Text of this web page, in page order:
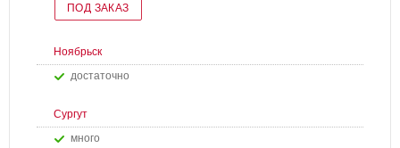
ПОД ЗАКАЗ
Ноябрьск
Достаточно
Сургут
Много